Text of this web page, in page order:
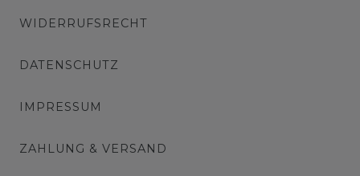
WIDERRUFSRECHT
DATENSCHUTZ
IMPRESSUM
ZAHLUNG & VERSAND